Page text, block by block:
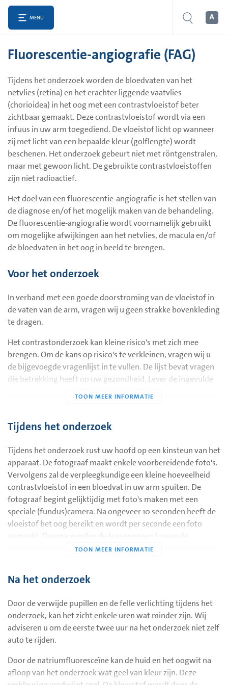
MENU
Fluorescentie-angiografie (FAG)
Tijdens het onderzoek worden de bloedvaten van het
netvlies (retina) en het erachter liggende vaatvlies
(chorioidea) in het oog met een contrastvloeistof beter
zichtbaar gemaakt. Deze contrastvloeistof wordt via een
infuus in uw arm toegediend. De vloeistof licht op wanneer
zij met licht van een bepaalde kleur (golflengte) wordt
beschenen. Het onderzoek gebeurt niet met röntgenstralen,
maar met gewoon licht. De gebruikte contrastvloeistoffen
zijn niet radioactief.
Het doel van een fluorescentie-angiografie is het stellen van
de diagnose en/of het mogelijk maken van de behandeling.
De fluorescentie-angiografie wordt voornamelijk gebruikt
om mogelijke afwijkingen aan het netvlies, de macula en/of
de bloedvaten in het oog in beeld te brengen.
Voor het onderzoek
In verband met een goede doorstroming van de vloeistof in
de vaten van de arm, vragen wij u geen strakke bovenkleding
te dragen.
Het contrastonderzoek kan kleine risico's met zich mee
brengen. Om de kans op risico's te verkleinen, vragen wij u
de bijgevoegde vragenlijst in te vullen. De lijst bevat vragen
die betrekking heeft op uw gezondheid. Lever de ingevulde
Wanneer u weet dat u een allergie heeft voor
natriumfluoresceïne, dient u dit voorafgaand aan het
onderzoek telefonisch te melden bij poli oogheelkunde
maandag t/m vrijdag 08:00 – 16:30 uur telefoonnummer
(0183) 644355.
Voorbereiding op het onderzoek
Voor het maken van een fluorescentie-angiogram is het
nodig dat uw pupillen verwijd zijn. U krijgt hiervoor twee
keer, met een tussenpauze van ongeveer 15 minuten,
30 minuten voordat de druppels werken. Hierna kan met het
Tijdens het onderzoek
Tijdens het onderzoek rust uw hoofd op een kinsteun van het
apparaat. De fotograaf maakt enkele voorbereidende foto's.
Vervolgens zal de verpleegkundige een kleine hoeveelheid
contrastvloeistof in een bloedvat in uw arm spuiten. De
fotograaf begint gelijktijdig met foto's maken met een
speciale (fundus)camera. Na ongeveer 10 seconden heeft de
vloeistof het oog bereikt en wordt per seconde een foto
gemaakt. Daarna worden de tussenpozen tussen de
opnamen groter. De vaten van het netvlies en het vaatvlies
De contrastvloeistof natriumfluoresceïne laat de
duurt 5 tot 10 minuten.
Het totale onderzoek, inclusief het inwerken van de
oogdruppels, duurt ongeveer 45 minuten. De uitslag van het
Na het onderzoek
Door de verwijde pupillen en de felle verlichting tijdens het
onderzoek, kan het zicht enkele uren wat minder zijn. Wij
adviseren u om de eerste twee uur na het onderzoek niet zelf
auto te rijden.
Door de natriumfluoresceïne kan de huid en het oogwit na
afloop van het onderzoek wat geel van kleur zijn. Deze